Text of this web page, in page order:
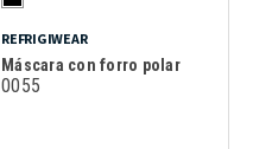
REFRIGIWEAR
Máscara con forro polar
0055